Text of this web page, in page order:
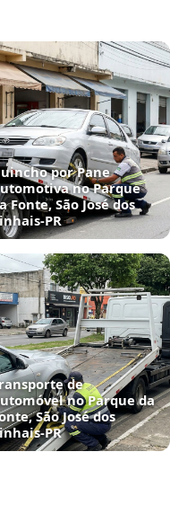
por Pane
no Parque
Fonte, São José dos
de
no Parque da
São José dos